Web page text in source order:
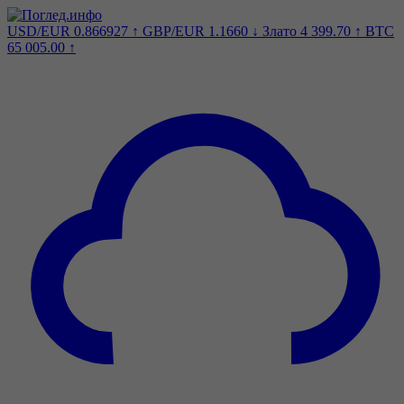
USD/EUR 0.866927 ↑ GBP/EUR 1.1660 ↓ Злато 4 399.70 ↑ BTC
65 005.00 ↑